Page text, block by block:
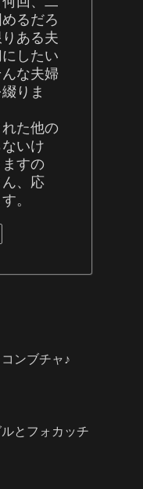
るだろ
ある夫
したい
な夫婦
りま
た他の
いけ
すの
、応
。
ンブチャ♪
とフォカッチ